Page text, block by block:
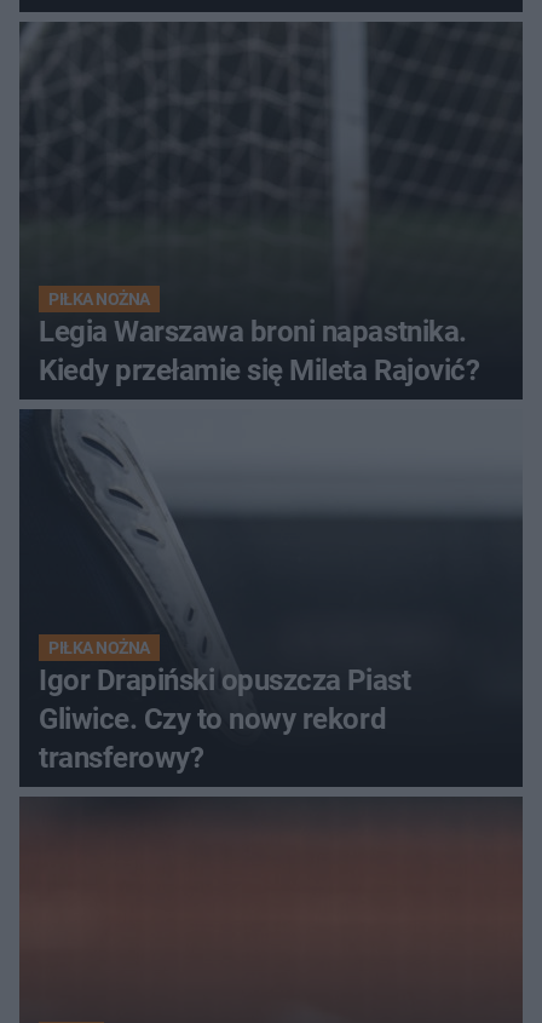
PIŁKA NOŻNA
Legia Warszawa broni napastnika.
Kiedy przełamie się Mileta Rajović?
PIŁKA NOŻNA
Igor Drapiński opuszcza Piast
Gliwice. Czy to nowy rekord
transferowy?